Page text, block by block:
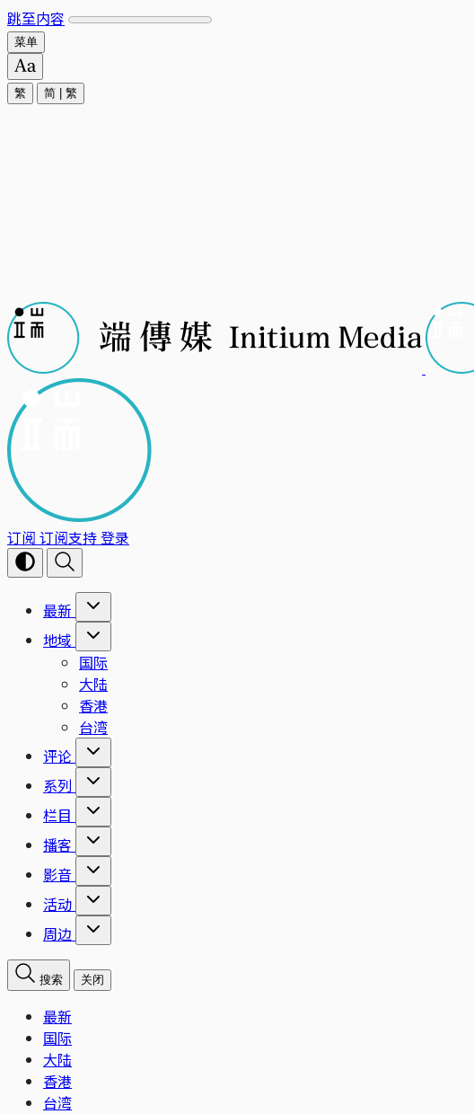
跳至内容
菜单
繁 简 繁
订阅 订阅支持登录
最新
地域
国际
大陆
香港
台湾
评论
系列
栏目
播客
影音
活动
周边
搜索 关闭
最新
国际
大陆
香港
台湾